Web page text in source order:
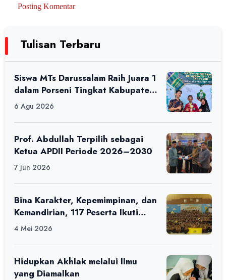
Posting Komentar
Tulisan Terbaru
Siswa MTs Darussalam Raih Juara 1
dalam Porseni Tingkat Kabupaten
6 Agu 2026
Prof. Abdullah Terpilih sebagai
Ketua APDII Periode 2026–2030
7 Jun 2026
Bina Karakter, Kepemimpinan, dan
Kemandirian, 117 Peserta Ikuti
Alfaro Camp di MAN 1 Darussalam
4 Mei 2026
Hidupkan Akhlak melalui Ilmu
yang Diamalkan